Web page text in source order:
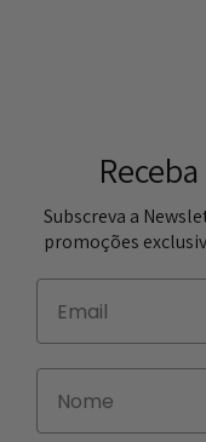
Subscreva a
promoções